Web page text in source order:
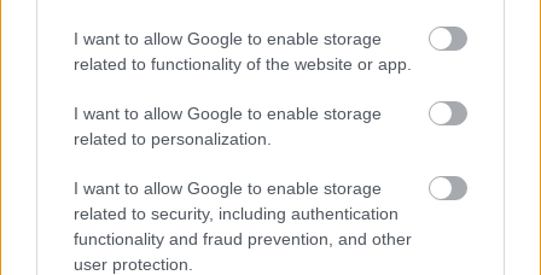
I want to allow Google to enable storage
related to functionality of the website or app.
I want to allow Google to enable storage
related to personalization.
I want to allow Google to enable storage
related to security, including authentication
functionality and fraud prevention, and other
user protection.
Stavebný materiál
Prírodné strešné izolácie
Stavebný materiál